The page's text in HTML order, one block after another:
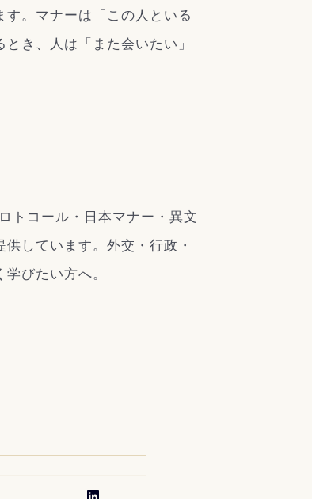
。マナーは「この人といる
き、人は「また会いたい」
トコール・日本マナー・異文
しています。外交・行政・
びたい方へ。